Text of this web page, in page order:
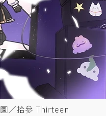
圖／拾參 Thirteen